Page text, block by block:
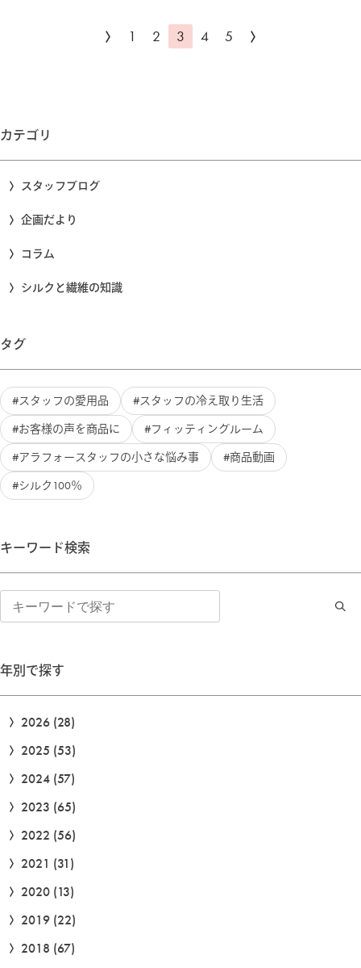
1 2 3 4 5
カテゴリ
スタッフブログ
企画だより
コラム
シルクと繊維の知識
タグ
スタッフの愛用品 スタッフの冷え取り生活
お客様の声を商品に フィッティングルーム
アラフォースタッフの小さな悩み事 商品動画
シルク100％
キーワード検索
索
年別で探す
2026 (28)
2025 (53)
2024 (57)
2023 (65)
2022 (56)
2021 (31)
2020 (13)
2019 (22)
2018 (67)